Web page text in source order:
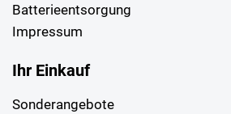
Batterieentsorgung
Impressum
Ihr Einkauf
Sonderangebote